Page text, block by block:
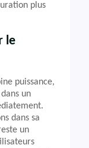
plus
le
puissance,
un
dans sa
un